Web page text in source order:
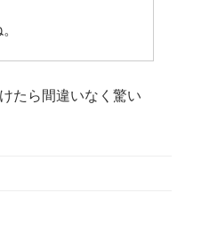
たら間違いなく驚い